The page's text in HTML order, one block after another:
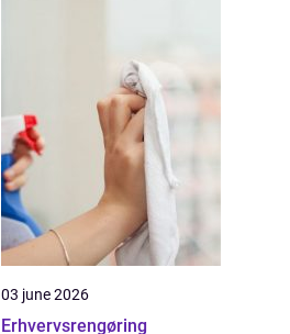
03 june 2026
Erhvervsrengøring